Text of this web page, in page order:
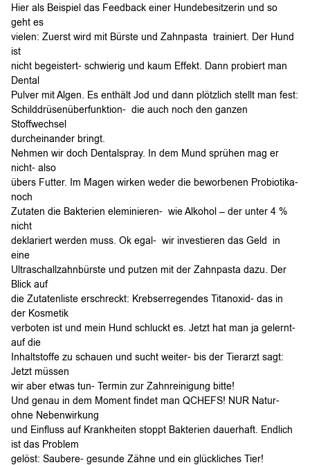
Hier als Beispiel das Feedback einer Hundebesitzerin und so
geht es
vielen: Zuerst wird mit Bürste und Zahnpasta trainiert. Der Hund
ist
nicht begeistert- schwierig und kaum Effekt. Dann probiert man
Dental
Pulver mit Algen. Es enthält Jod und dann plötzlich stellt man fest:
Schilddrüsenüberfunktion- die auch noch den ganzen
Stoffwechsel
durcheinander bringt.
Nehmen wir doch Dentalspray. In dem Mund sprühen mag er
nicht- also
übers Futter. Im Magen wirken weder die beworbenen Probiotika-
noch
Zutaten die Bakterien eleminieren- wie Alkohol – der unter 4 %
nicht
deklariert werden muss. Ok egal- wir investieren das Geld in
eine
Ultraschallzahnbürste und putzen mit der Zahnpasta dazu. Der
Blick auf
die Zutatenliste erschreckt: Krebserregendes Titanoxid- das in
der Kosmetik
verboten ist und mein Hund schluckt es. Jetzt hat man ja gelernt-
auf die
Inhaltstoffe zu schauen und sucht weiter- bis der Tierarzt sagt:
Jetzt müssen
wir aber etwas tun- Termin zur Zahnreinigung bitte!
Und genau in dem Moment findet man QCHEFS! NUR Natur-
ohne Nebenwirkung
und Einfluss auf Krankheiten stoppt Bakterien dauerhaft. Endlich
ist das Problem
gelöst: Saubere- gesunde Zähne und ein glückliches Tier!